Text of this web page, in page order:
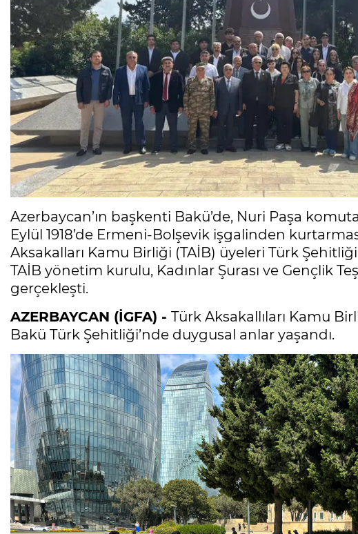
Azerbaycan’ın başkenti Bakü’de, Nuri Paşa
Eylül 1918’de Ermeni-Bolşevik işgalinden
Aksakalları Kamu Birliği (TAİB) üyeleri Türk
TAİB yönetim kurulu, Kadınlar Şurası ve Gençlik
gerçekleşti.
AZERBAYCAN (İGFA) - Türk Aksakallıları Kamu
Bakü Türk Şehitliği’nde duygusal anlar yaşandı.